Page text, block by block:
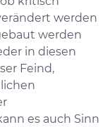
werden
werden
in diesen
Feind,
es auch Sinn